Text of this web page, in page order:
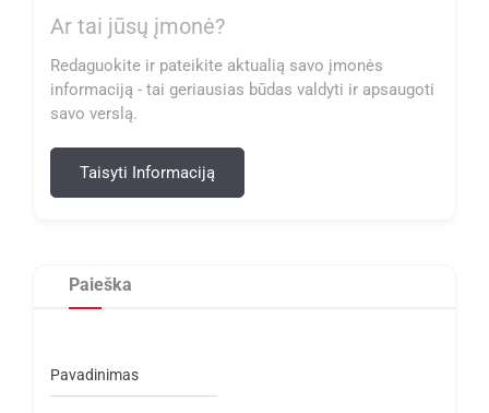
Ar tai jūsų įmonė?
Redaguokite ir pateikite aktualią savo įmonės
informaciją - tai geriausias būdas valdyti ir apsaugoti
savo verslą.
Taisyti Informaciją
Paieška
Pavadinimas